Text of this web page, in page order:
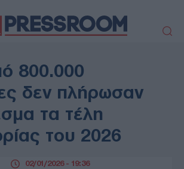
ΤΟΥΡΚΙΑ
ΑΜΥΝΑ
ΚΥΠΡΟΣ
LIFESTYLE
800.000
δεν πλήρωσαν
τα τέλη
του 2026
02/01/2026 - 19:36